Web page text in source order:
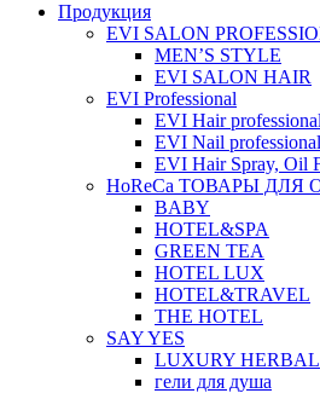
Продукция
EVI SALON
MEN’S STYLE
EVI SALON HAIR
EVI Professional
EVI Hair professional
EVI Nail professional
EVI Hair Spray, Oil
HoReCa ТОВАРЫ
BABY
HOTEL&SPA
GREEN TEA
HOTEL LUX
HOTEL&TRAVEL
THE HOTEL
SAY YES
LUXURY HERBAL
гели для душа